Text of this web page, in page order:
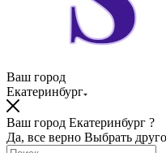
Ваш город
Екатеринбург
Ваш город Екатеринбург ?
Да, все верно Выбрать